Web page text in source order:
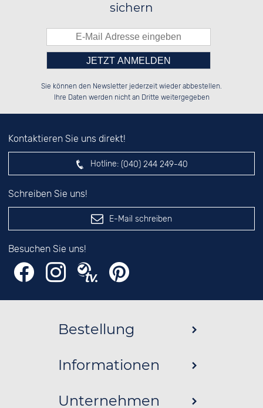
sichern
██░░░░░░██░░██░░██░░██░░░░░░██░░
██████░░██░░██░░██████░░░░████░░
██░░██░░██░░██░░░░░░██░░██░░░░░░
Bitte tragen Sie die Zahl in
das nebenstehende Feld ein.
Sie können den Newsletter jederzeit wieder abbestellen.
Ihre Daten werden nicht an Dritte weitergegeben
Kontaktieren Sie uns direkt!
Hotline: (040) 244 249-40
Schreiben Sie uns!
E-Mail schreiben
Besuchen Sie uns!
Bestellung
Informationen
Unternehmen